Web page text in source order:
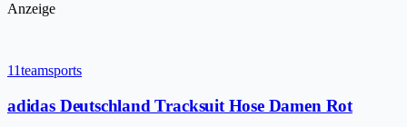
Anzeige
11teamsports
adidas Deutschland Tracksuit Hose Damen Rot